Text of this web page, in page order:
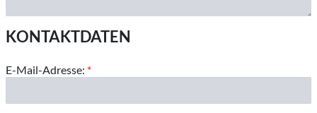
KONTAKTDATEN
E-Mail-Adresse: *